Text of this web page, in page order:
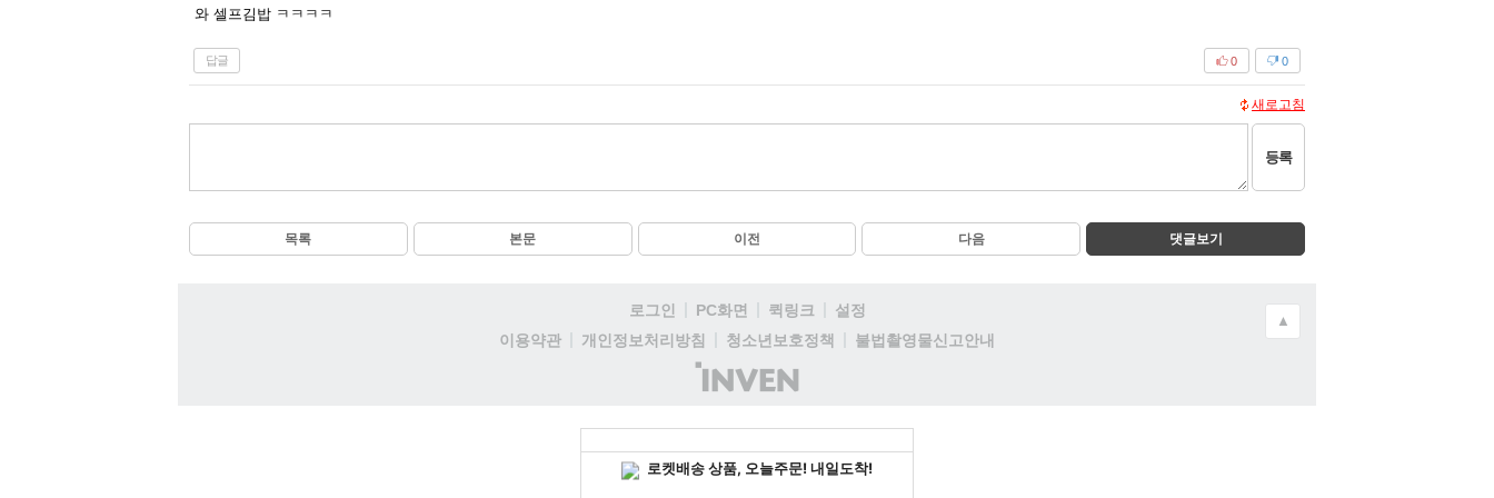
와 셀프김밥 ㅋㅋㅋㅋ
답글 0
0
새로고침
등록
목록 본문 이전 다음 댓글보기
로그인 PC화면 퀵링크
설정
이용약관
개인정보처리방침 청소년보호정책
불법촬영물신고안내
(주)
인
▲